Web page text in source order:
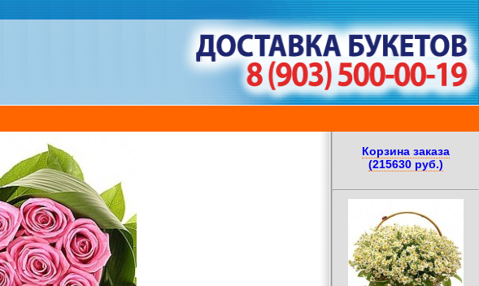
Корзина заказа
(215630 руб.)